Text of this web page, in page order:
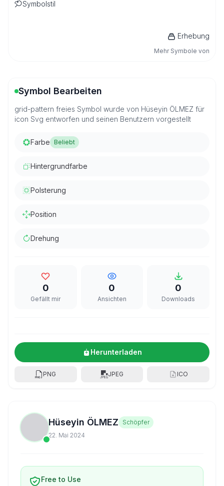
Symbolstil
Erhebung
Mehr Symbole von
Symbol Bearbeiten
grid-pattern freies Symbol wurde von Hüseyin ÖLMEZ für
icon Svg entworfen und seinen Benutzern vorgestellt
Farbe Beliebt
Hintergrundfarbe
Polsterung
Position
Drehung
0
Gefällt mir
0
Ansichten
0
Downloads
Herunterladen
PNG JPEG ICO
Hüseyin ÖLMEZ
Schöpfer
22. Mai 2024
Free to Use